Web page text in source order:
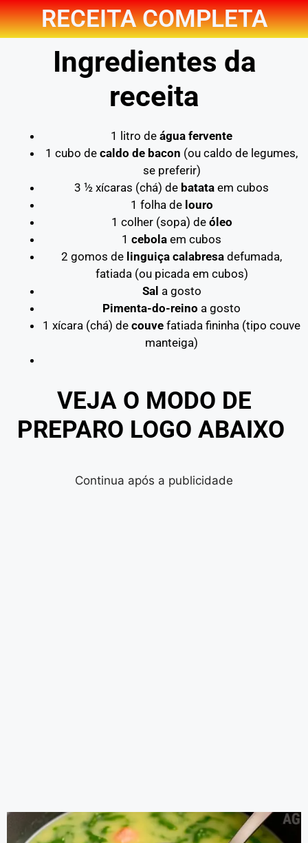
RECEITA COMPLETA
Ingredientes da
receita
1 litro de água fervente
1 cubo de caldo de bacon (ou caldo de legumes,
se preferir)
3 ½ xícaras (chá) de batata em cubos
1 folha de louro
1 colher (sopa) de óleo
1 cebola em cubos
2 gomos de linguiça calabresa defumada,
fatiada (ou picada em cubos)
Sal a gosto
Pimenta-do-reino a gosto
1 xícara (chá) de couve fatiada fininha (tipo couve
manteiga)
VEJA O MODO DE
PREPARO LOGO ABAIXO
Continua após a publicidade